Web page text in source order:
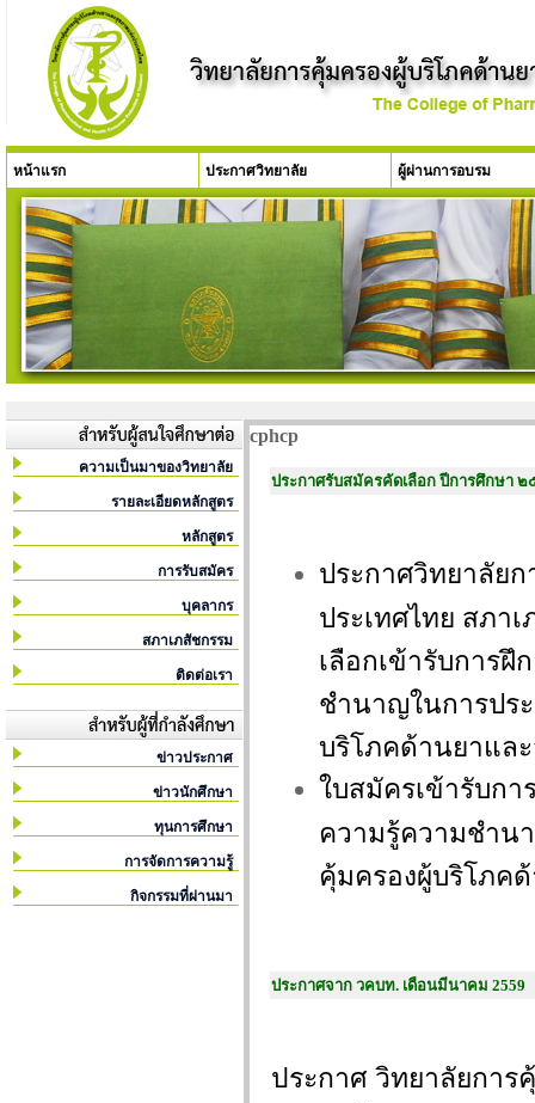
หน้าแรก ประกาศวิทยาลัย ผู้ผ่านการอบรม
ความเป็นมาของวิทยาลัย
รายละเอียดหลักสูตร
หลักสูตร
การรับสมัคร
บุคลากร
สภาเภสัชกรรม
ติดต่อเรา
ข่าวประกาศ
ข่าวนักศึกษา
ทุนการศึกษา
การจัดการความรู้
กิจกรรมที่ผ่านมา
cphcp
ประกาศรับสมัครคัดเลือก ปีการศึกษา
ประกาศวิทยาลัย
ประเทศไทย สภา
เลือกเข้ารับการ
ชำนาญในการปร
บริโภคด้านยาแล
ใบสมัครเข้ารับก
ความรู้ความชำน
คุ้มครองผู้บริโภค
ประกาศจาก วคบท. เดือนมีนาคม 2559
ประกาศ วิทยาลัยกา